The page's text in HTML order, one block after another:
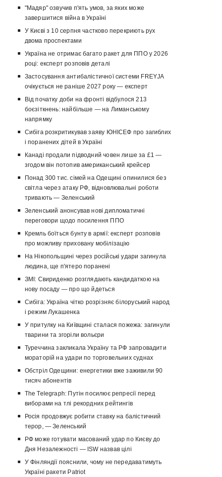
"Мадяр" озвучив п'ять умов, за яких може
завершитися війна в Україні
У Києві з 10 серпня частково перекриють рух
двома проспектами
Україна не отримає багато ракет для ППО у 2026
році: експерт розповів деталі
Застосування антибалістичної системи FREYJA
очікується не раніше 2027 року — експерт
Від початку доби на фронті відбулося 213
боєзіткнень: найбільше — на Лиманському
напрямку
Сибіга розкритикував заяву ЮНІСЕФ про загиблих
і поранених дітей в Україні
Канаді продали підводний човен лише за £1 —
згодом він потопив американський крейсер
Понад 300 тис. сімей на Одещині опинилися без
світла через атаку РФ, відновлювальні роботи
тривають — Зеленський
Зеленський анонсував нові дипломатичні
переговори щодо посилення ППО
Кремль боїться бунту в армії: експерт розповів
про можливу приховану мобілізацію
На Нікопольщині через російські удари загинула
людина, ще п'ятеро поранені
ЗМІ: Свириденко розглядають кандидаткою на
нову посаду — про що йдеться
Сибіга: Україна чітко розрізняє білоруський народ
і режим Лукашенка
У притулку на Київщині сталася пожежа: загинули
тварини та згоріли вольєри
Туреччина закликала Україну та РФ запровадити
мораторій на удари по торговельних суднах
Обстріл Одещини: енергетики вже заживили 90
тисяч абонентів
The Telegraph: Путін посилює репресії перед
виборами на тлі рекордних рейтингів
Росія продовжує робити ставку на балістичний
терор, — Зеленський
РФ може готувати масований удар по Києву до
Дня Незалежності — ISW назвав цілі
У Фінляндії пояснили, чому не передаватимуть
Україні ракети Patriot